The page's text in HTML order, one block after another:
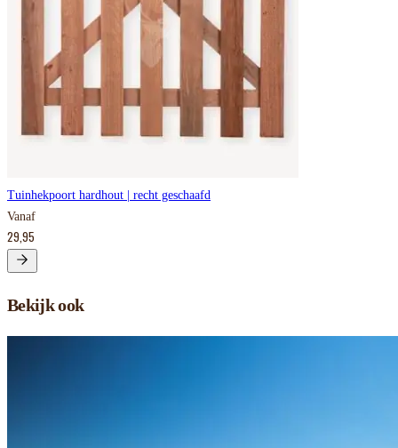
Tuinhekpoort hardhout | recht geschaafd
Vanaf
29,95
Bekijk ook